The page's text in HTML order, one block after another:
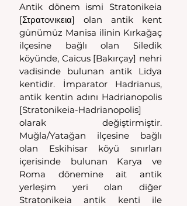
Antik dönem ismi Stratonikeia
[Στρατoνικεια] olan antik kent
günümüz Manisa ilinin Kırkağaç
ilçesine bağlı olan Siledik
köyünde, Caicus [Bakırçay] nehri
vadisinde bulunan antik Lidya
kentidir. İmparator Hadrianus,
antik kentin adını Hadrianopolis
[Stratonikeia-Hadrianopolis]
olarak değiştirmiştir.
Muğla/Yatağan ilçesine bağlı
olan Eskihisar köyü sınırları
içerisinde bulunan Karya ve
Roma dönemine ait antik
yerleşim yeri olan diğer
Stratonikeia antik kenti ile